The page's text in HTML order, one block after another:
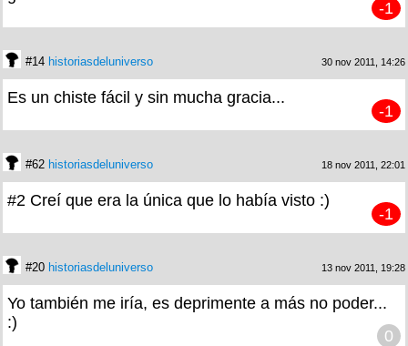
-1
#14 historiasdeluniverso 30 nov 2011, 14:26
Es un chiste fácil y sin mucha gracia...
-1
#62 historiasdeluniverso 18 nov 2011, 22:01
#2 Creí que era la única que lo había visto :)
-1
#20 historiasdeluniverso 13 nov 2011, 19:28
Yo también me iría, es deprimente a más no poder...
:)
0